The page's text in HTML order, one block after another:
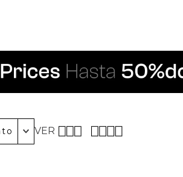
VER